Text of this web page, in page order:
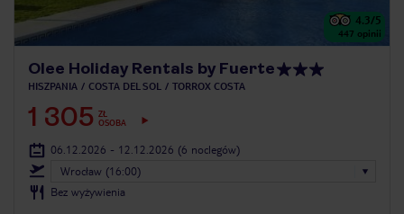
4.3/5
447 opinii
Olee Holiday Rentals by Fuerte
HISZPANIA COSTA DEL SOL TORROX COSTA
1 305 ZŁ
OSOBA
06.12.2026 - 12.12.2026 (6 noclegów)
Wrocław (16:00)
Bez wyżywienia